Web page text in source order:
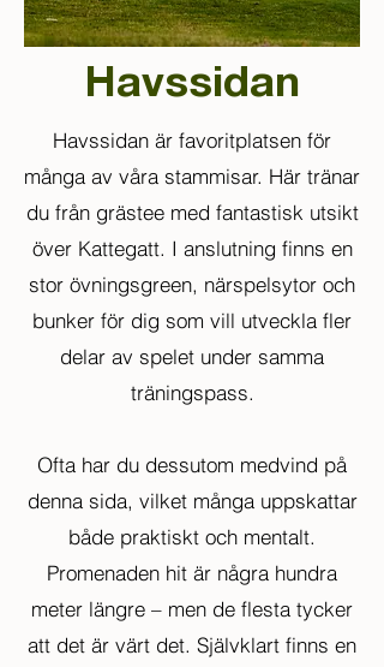
Havssidan
Havssidan är favoritplatsen för
många av våra stammisar. Här tränar
du från grästee med fantastisk utsikt
över Kattegatt. I anslutning finns en
stor övningsgreen, närspelsytor och
bunker för dig som vill utveckla fler
delar av spelet under samma
träningspass.
Ofta har du dessutom medvind på
denna sida, vilket många uppskattar
både praktiskt och mentalt.
Promenaden hit är några hundra
meter längre – men de flesta tycker
att det är värt det. Självklart finns en